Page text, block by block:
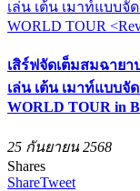
เสิร์ฟจัดเต็มสมฉาย
เล่น เต้น เมาท์แบบจั
WORLD TOUR in
25 กันยายน 2568
Shares
ShareTweet